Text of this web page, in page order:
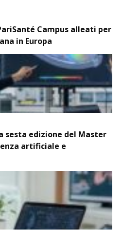
Campus alleati per
in Europa
sesta edizione del Master
artificiale e